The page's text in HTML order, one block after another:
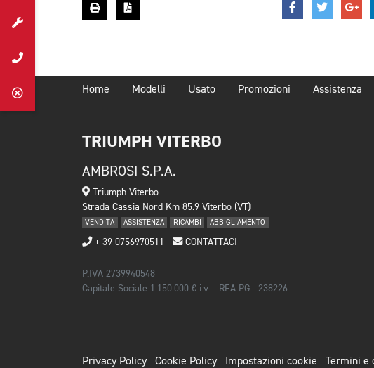
Home Modelli Usato Promozioni Assistenza
TRIUMPH VITERBO
AMBROSI S.P.A.
Triumph Viterbo
Strada Cassia Nord Km 85.9 Viterbo (VT)
VENDITA ASSISTENZA RICAMBI ABBIGLIAMENTO
+ 39 0756970511 CONTATTACI
P.IVA 2739940548
Capitale Sociale 1.150.000 € i.v. - REA PG - 238226
Privacy Policy Cookie Policy Impostazioni cookie Termini e